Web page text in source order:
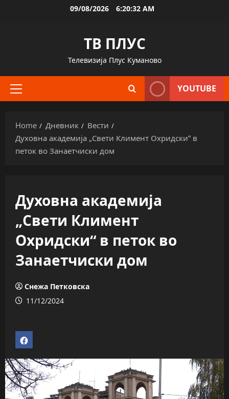
09/08/2026 6:20:32 AM
ТВ ПЛУС
Телевизија Плус Куманово
Primary
YOUTUBE
Home Дневник
Вести
Духовна академија „Свети Климент Охридски“ в
петок во Занаетчиски дом
Духовна академија
„Свети Климент
Охридски“ в петок во
Занаетчиски дом
Снежа Петковска
11/12/2024